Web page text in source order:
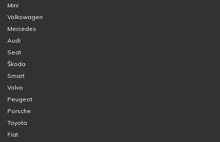
Mini
Volkswagen
Mercedes
Audi
Seat
Škoda
Smart
Volvo
Peugeot
Porsche
Toyota
Fiat